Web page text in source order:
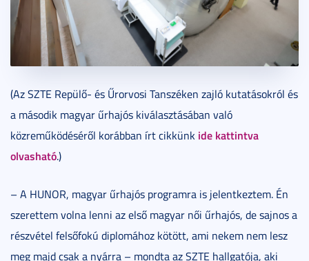
(Az SZTE Repülő- és Űrorvosi Tanszéken zajló kutatásokról és
a második magyar űrhajós kiválasztásában való
közreműködéséről korábban írt cikkünk ide kattintva
olvasható.)
– A HUNOR, magyar űrhajós programra is jelentkeztem. Én
szerettem volna lenni az első magyar női űrhajós, de sajnos a
részvétel felsőfokú diplomához kötött, ami nekem nem lesz
meg majd csak a nyárra – mondta az SZTE hallgatója, aki